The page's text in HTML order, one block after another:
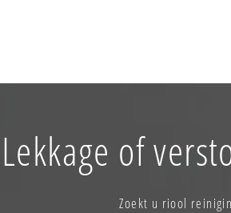
Lekkage of
Zoekt u riool